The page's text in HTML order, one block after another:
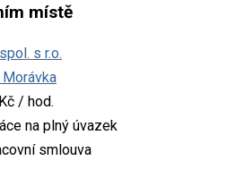
místě
s r.o.
Morávka
/ hod.
na plný úvazek
smlouva